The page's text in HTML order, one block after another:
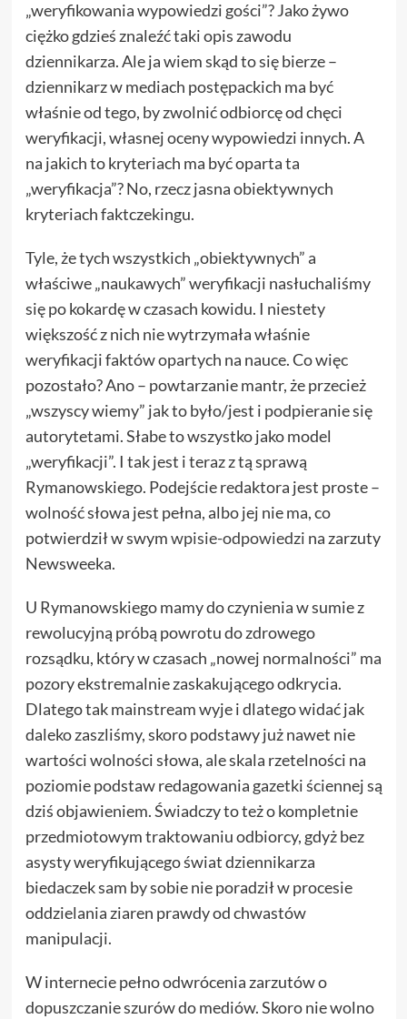
„weryfikowania wypowiedzi gości”? Jako żywo
ciężko gdzieś znaleźć taki opis zawodu
dziennikarza. Ale ja wiem skąd to się bierze –
dziennikarz w mediach postępackich ma być
właśnie od tego, by zwolnić odbiorcę od chęci
weryfikacji, własnej oceny wypowiedzi innych. A
na jakich to kryteriach ma być oparta ta
„weryfikacja”? No, rzecz jasna obiektywnych
kryteriach faktczekingu.
Tyle, że tych wszystkich „obiektywnych” a
właściwe „naukawych” weryfikacji nasłuchaliśmy
się po kokardę w czasach kowidu. I niestety
większość z nich nie wytrzymała właśnie
weryfikacji faktów opartych na nauce. Co więc
pozostało? Ano – powtarzanie mantr, że przecież
„wszyscy wiemy” jak to było/jest i podpieranie się
autorytetami. Słabe to wszystko jako model
„weryfikacji”. I tak jest i teraz z tą sprawą
Rymanowskiego. Podejście redaktora jest proste –
wolność słowa jest pełna, albo jej nie ma, co
potwierdził w swymwpisie-odpowiedzi na zarzuty
Newsweeka.
U Rymanowskiego mamy do czynienia w sumie z
rewolucyjną próbą powrotu do zdrowego
rozsądku, który w czasach „nowej normalności” ma
pozory ekstremalnie zaskakującego odkrycia.
Dlatego tak mainstream wyje i dlatego widać jak
daleko zaszliśmy, skoro podstawy już nawet nie
wartości wolności słowa, ale skala rzetelności na
poziomie podstaw redagowania gazetki ściennej są
dziś objawieniem. Świadczy to też o kompletnie
przedmiotowym traktowaniu odbiorcy, gdyż bez
asysty weryfikującego świat dziennikarza
biedaczek sam by sobie nie poradził w procesie
oddzielania ziaren prawdy od chwastów
manipulacji.
W internecie pełno odwrócenia zarzutów o
dopuszczanie szurów do mediów. Skoro nie wolno